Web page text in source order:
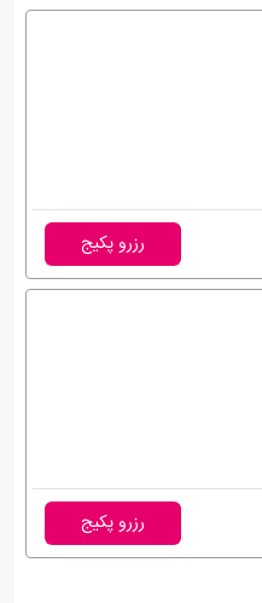
رزرو پکیج
رزرو پکیج